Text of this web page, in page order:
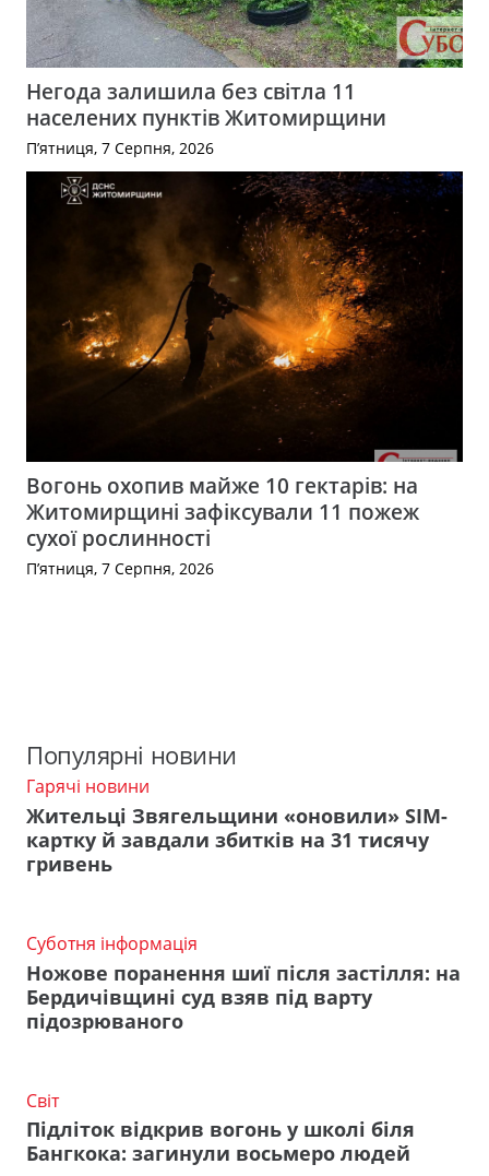
Негода залишила без світла 11
населених пунктів Житомирщини
П’ятниця, 7 Серпня, 2026
Вогонь охопив майже 10 гектарів: на
Житомирщині зафіксували 11 пожеж
сухої рослинності
П’ятниця, 7 Серпня, 2026
Популярні новини
Гарячі новини
Жительці Звягельщини «оновили» SIM-
картку й завдали збитків на 31 тисячу
гривень
Суботня інформація
Ножове поранення шиї після застілля: на
Бердичівщині суд взяв під варту
підозрюваного
Світ
Підліток відкрив вогонь у школі біля
Бангкока: загинули восьмеро людей